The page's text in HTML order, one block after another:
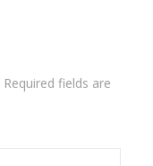
Required fields are